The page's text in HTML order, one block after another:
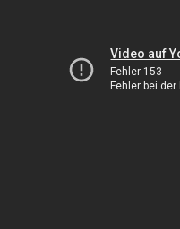
Video auf
Fehler 153
Fehler bei